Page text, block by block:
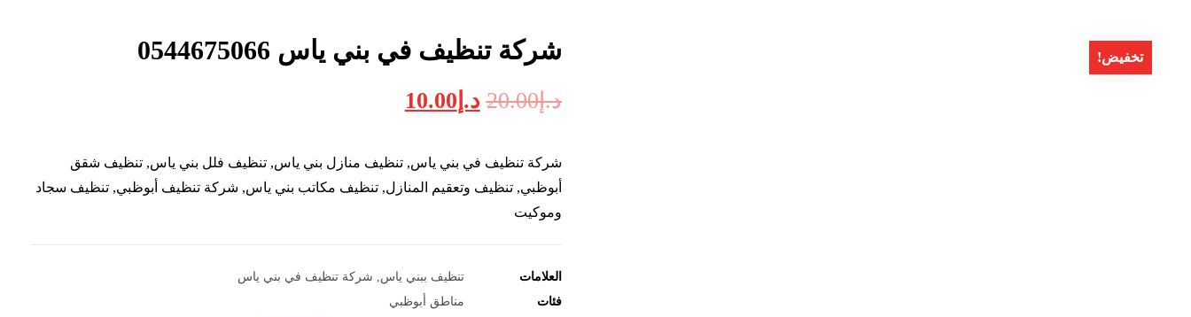
تخفيض! شركة تنظيف في بني ياس 0544675066
د.إ20.00 د.إ 10.00
شركة تنظيف في بني ياس, تنظيف منازل بني ياس, تنظيف فلل بني ياس, تنظيف شقق
أبوظبي, تنظيف وتعقيم المنازل, تنظيف مكاتب بني ياس, شركة تنظيف أبوظبي, تنظيف سجاد
وموكيت
العلامات تنظيف ببني ياس
شركة تنظيف في بني ياس
فئات
مناطق أبوظبي